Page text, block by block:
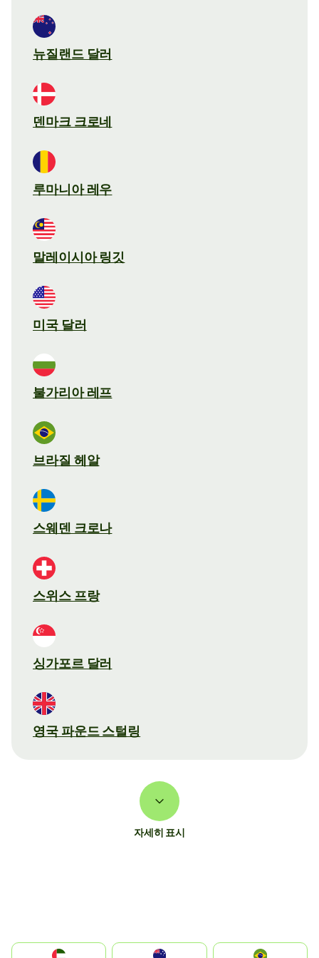
뉴질랜드 달러
덴마크 크로네
루마니아 레우
말레이시아 링깃
미국 달러
불가리아 레프
브라질 헤알
스웨덴 크로나
스위스 프랑
싱가포르 달러
영국 파운드 스털링
자세히 표시